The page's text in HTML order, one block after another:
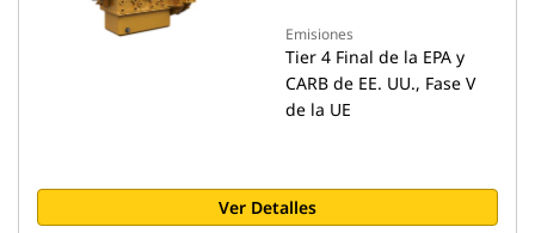
Emisiones
Tier 4 Final de la EPA y
CARB de EE. UU., Fase V
de la UE
Ver Detalles